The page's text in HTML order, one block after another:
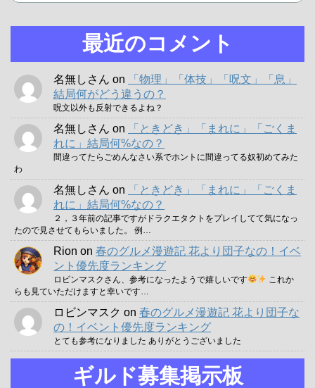
最近のコメント
名無しさん on
「物理」「体技」「呪文」「息」
結局何がどう違うの？
呪文以外も反射できるよね？
名無しさん on
「ときどき」「まれに」「ごくま
れに」結局何%なの？
間違ってたらごめんなさい系でホントに間違ってる奴初めてみた
わ
名無しさん on
「ときどき」「まれに」「ごくま
れに」結局何%なの？
２，３年前の記事ですがドラクエタクトをプレイしてて気になっ
たので見させてもらいました。 例…
Rion on 春のグルメ漫遊記 花より団子なの！イベ
ント優先度ランキング
ロビンマスクさん、参考になったようで嬉しいです
これか
らも見ていただけますと幸いです…
ロビンマスク on 春のグルメ漫遊記 花より団子な
の！イベント優先度ランキング
とても参考になりました ありがとうございました
ギルド募集掲示板